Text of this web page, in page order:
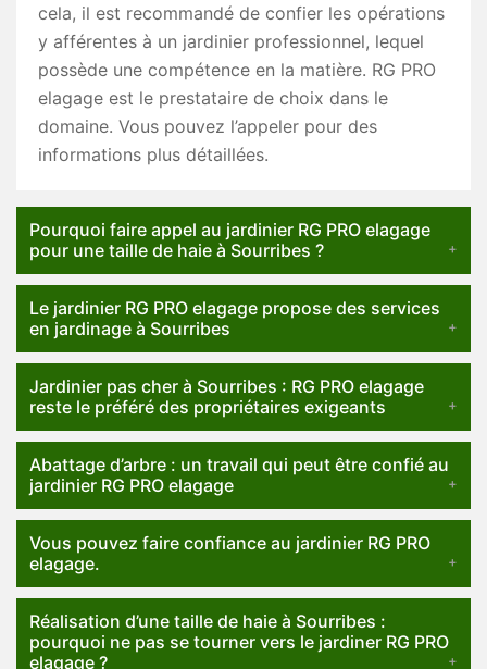
cela, il est recommandé de confier les opérations
y afférentes à un jardinier professionnel, lequel
possède une compétence en la matière. RG PRO
elagage est le prestataire de choix dans le
domaine. Vous pouvez l’appeler pour des
informations plus détaillées.
Pourquoi faire appel au jardinier RG PRO elagage
pour une taille de haie à Sourribes ?
Le jardinier RG PRO elagage propose des services
en jardinage à Sourribes
Jardinier pas cher à Sourribes : RG PRO elagage
reste le préféré des propriétaires exigeants
Abattage d’arbre : un travail qui peut être confié au
jardinier RG PRO elagage
Vous pouvez faire confiance au jardinier RG PRO
elagage.
Réalisation d’une taille de haie à Sourribes :
pourquoi ne pas se tourner vers le jardiner RG PRO
elagage ?